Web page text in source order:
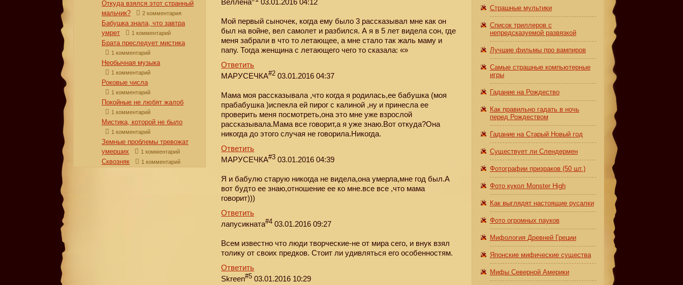
Веллена 03.01.2016 04:12
Мой первый сыночек, когда ему было 3 рассказывал мне как он
был на войне, вел самолет и разбился. А я в 5 лет видела сон, где
меня забрали в что то летающее, а мне стало так жаль маму и
папу. Тогда женщина с летающего чего то сказала: «»
Ответить
МАРУСЕЧКА#2 03.01.2016 04:37
Мама моя рассказывала ,что когда я родилась,ее бабушка (моя
прабабушка )испекла ей пирог с калиной ,ну и принесла ее
проверить меня посмотреть,она это мне уже взрослой
рассказывала.Мама все говорит,а я уже знаю.Вот откуда?Она
никогда до этого случая не говорила.Никогда.
Ответить
МАРУСЕЧКА#3 03.01.2016 04:39
Я и бабулю старую никогда не видела,она умерла,мне год был.А
вот будто ее знаю,отношение ее ко мне.все все ,что мама
говорит)))
Ответить
лапусикната#4 03.01.2016 09:27
Всем известно что люди творческие-не от мира сего, и внук взял
толику от своих предков. Стоит ли удивляться его особенностям.
Ответить
Skreen#5 03.01.2016 10:29
Откуда взялся этот странный
мальчик?
2 комментария
Бабушка знала, что завтра
умрет
1 комментарий
Брата преследует мистика
1 комментарий
Необычная музыка
1 комментарий
Роковые числа
1 комментарий
Покойные не любят жалоб
1 комментарий
Мистика, которой не было
1 комментарий
Земные проблемы тревожат
умерших
1 комментарий
Сквозняк 1 комментарий
Страшные мультики
Список триллеров с
непредсказуемой развязкой
Лучшие фильмы про вампиров
Самые страшные компьютерные
игры
Гадание на Рождество
Как правильно гадать в ночь
перед Рождеством
Гадание на Старый Новый год
Существует ли Слендермен
Фотографии призраков (50 шт.)
Фото кукол Monster High
Как выглядят настоящие русалки
Фото огромных пауков
Мифология Древней Греции
Японские мифические существа
Мифы Северной Америки